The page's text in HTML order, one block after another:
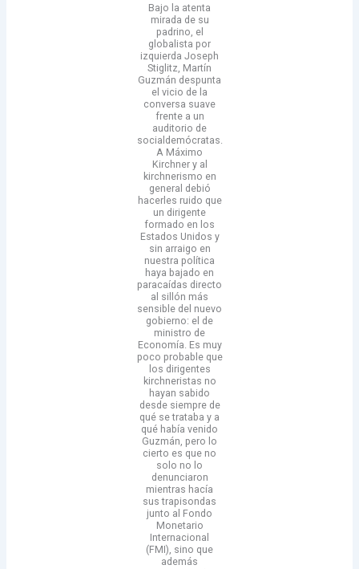
Bajo la atenta
mirada de su
padrino, el
globalista por
izquierda Joseph
Stiglitz, Martín
Guzmán despunta
el vicio de la
conversa suave
frente a un
auditorio de
socialdemócratas.
A Máximo
Kirchner y al
kirchnerismo en
general debió
hacerles ruido que
un dirigente
formado en los
Estados Unidos y
sin arraigo en
nuestra política
haya bajado en
paracaídas directo
al sillón más
sensible del nuevo
gobierno: el de
ministro de
Economía. Es muy
poco probable que
los dirigentes
kirchneristas no
hayan sabido
desde siempre de
qué se trataba y a
qué había venido
Guzmán, pero lo
cierto es que no
solo no lo
denunciaron
mientras hacía
sus trapisondas
junto al Fondo
Monetario
Internacional
(FMI), sino que
además